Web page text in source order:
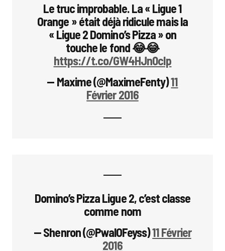
Le truc improbable. La « Ligue 1
Orange » était déjà ridicule mais la
« Ligue 2 Domino’s Pizza » on
touche le fond 😂😂
https://t.co/GW4HJn0cIp
— Maxime (@MaximeFenty)11
Février 2016
Domino’s Pizza Ligue 2, c’est classe
comme nom
— Shenron (@PwalOFeyss)11 Février
2016